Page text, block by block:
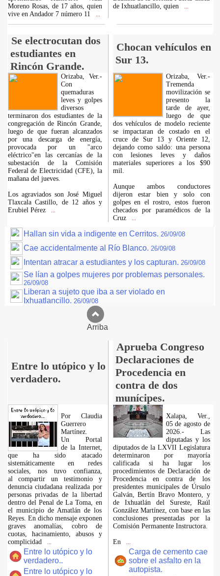
Moreno Rosas, de 17 años, quien
vive en Andador 7 número 11
de Ixhuatlancillo, quien
Se electrocutan dos
estudiantes en
Rincón Grande.
Chocan vehículos en
Sur 13.
Orizaba, Ver.-
Con
quemaduras
leves y golpes
diversos
terminaron dos estudiantes de la
congregación de Rincón Grande,
luego de que fueran alcanzados
por una descarga de energía,
provocada por un "arco
eléctrico"en las cercanías de la
subestación de la Comisión
Federal de Electricidad (CFE), la
mañana del jueves.
Los agraviados son José Miguel
Tlaxcala Castillo, de 12 años y
Erubiel Pérez
Orizaba, Ver.-
Tremenda
movilización se
presento la
tarde de ayer,
luego de que
dos vehículos de modelo reciente
se impactaran de costado en el
cruce de Sur 13 y Oriente 12,
dejando como saldo: una persona
con lesiones leves y daños
materiales superiores a los $90
mil.
Aunque ambos conductores
dijeron estar bien y solo con
golpes en el rostro, estos fueron
checados por paramédicos de la
Cruz
Hallan sin vida a indigente en Cerritos. 26/09/08
Cae accidentalmente al Río Blanco. 26/09/08
Intentan atracar a estudiantes y los capturan. 26/09/08
Se lían a golpes mujeres por problemas personales.
26/09/08
Liberan a sujeto que iba a ser violado en
Ixhuatlancillo. 26/09/08
Arriba
Entre lo utópico y lo
verdadero.
Aprueba Congreso
Declaraciones de
Procedencia en
contra de dos
munícipes.
Por Claudia
Guerrero
Martínez.
​Un Portal
de la Internet,
que ha sido atacado
sistemáticamente en redes
sociales, nos tuvo confianza,
al compartir un testimonio y
denuncia ciudadana realizada por
personas privadas de la libertad
dentro del Penal de La Toma, en
el municipio de Amatlán de los
Reyes. En dicho mensaje exponen
graves anomalías, cobro de
cuotas, hacinamiento, abusos y
complicidad
Entre lo utópico y lo
verdadero..
Entre lo utópico y lo
Xalapa, Ver.,
05 de agosto de
2026.- Las
diputadas y los
diputados de la LXVII Legislatura
determinaron por mayoría
calificada si ha lugar los
procedimientos de Declaración de
Procedencia en contra de los
presidentes municipales de Úrsulo
Galván, Bertín Bravo Montero, y
de Ixhuatlán del Sureste, Raúl
González Martínez, con base en las
conclusiones presentadas por la
Comisión Permanente Instructora.
En
Carga de cemento cae
sobre el asfalto en la
autopista.